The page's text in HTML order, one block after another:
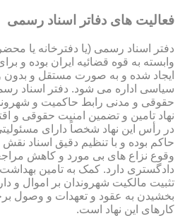
فعالیت های دفاتر اسناد رسمی
دفتر اسناد رسمی (یا دفترخانه یا
وابسته به قوه قضائیه ایران بوده و
ایجاد شده و به صورت مستقل و بدون
سیاسی اداره می شود. دفتر اسناد
حقوقی و مدنی رابط حاکمیت و
نهاد تامین و تضمین امنیت حقوقی و
در رأس این نهاد شخصاً دارای
حاکم بوده و با تنظیم دقیق اسناد
وقوع نزاع های بی مورد و کاهش
دادگستری دارد. کمک به تامین
تثبیت مالکیت شهروندان بر اموال و
بخشیدن به عقود و تعهدات و وصول
کارهای این نهاد است.